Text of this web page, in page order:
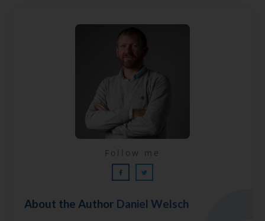
Lecciones por email...
Suscríbete y recibirás 2 o 3 lecciones
About the Author Daniel Welsch
Follow me